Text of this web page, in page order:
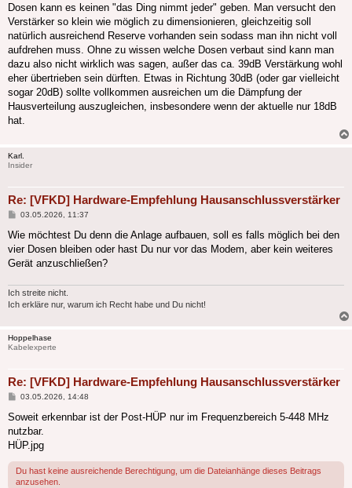
Dosen kann es keinen "das Ding nimmt jeder" geben. Man versucht den
Verstärker so klein wie möglich zu dimensionieren, gleichzeitig soll
natürlich ausreichend Reserve vorhanden sein sodass man ihn nicht voll
aufdrehen muss. Ohne zu wissen welche Dosen verbaut sind kann man
dazu also nicht wirklich was sagen, außer das ca. 39dB Verstärkung wohl
eher übertrieben sein dürften. Etwas in Richtung 30dB (oder gar vielleicht
sogar 20dB) sollte vollkommen ausreichen um die Dämpfung der
Hausverteilung auszugleichen, insbesondere wenn der aktuelle nur 18dB
hat.
Karl.
Insider
Re: [VFKD] Hardware-Empfehlung Hausanschlussverstärker
Beitrag
03.05.2026, 11:37
Wie möchtest Du denn die Anlage aufbauen, soll es falls möglich bei den
vier Dosen bleiben oder hast Du nur vor das Modem, aber kein weiteres
Gerät anzuschließen?
Ich streite nicht.
Ich erkläre nur, warum ich Recht habe und Du nicht!
Hoppelhase
Kabelexperte
Re: [VFKD] Hardware-Empfehlung Hausanschlussverstärker
Beitrag
03.05.2026, 14:48
Soweit erkennbar ist der Post-HÜP nur im Frequenzbereich 5-448 MHz
nutzbar.
HÜP.jpg
Du hast keine ausreichende Berechtigung, um die Dateianhänge dieses Beitrags
anzusehen.